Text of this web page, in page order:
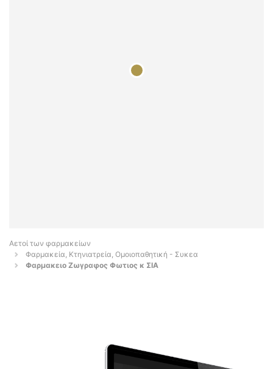
Αετοί των φαρμακείων
Φαρμακεία, Κτηνιατρεία, Ομοιοπαθητική - Συκεα
Φαρμακειο Ζωγραφος Φωτιος κ ΣΙΑ